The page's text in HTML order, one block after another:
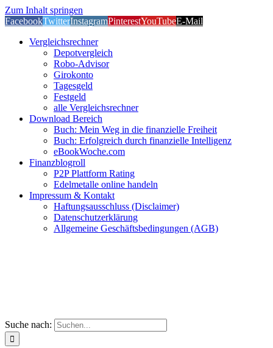
Zum Inhalt springen
FacebookTwitterInstagramPinterestYouTubeE-Mail
Vergleichsrechner
Depotvergleich
Robo-Advisor
Girokonto
Tagesgeld
Festgeld
alle Vergleichsrechner
Download Bereich
Buch: Mein Weg in die finanzielle Freiheit
Buch: Erfolgreich durch finanzielle Intelligenz
eBookWoche.com
Finanzblogroll
P2P Plattform Rating
Edelmetalle online handeln
Impressum & Kontakt
Haftungsausschluss (Disclaimer)
Datenschutzerklärung
Allgemeine Geschäftsbedingungen (AGB)
Suche nach: